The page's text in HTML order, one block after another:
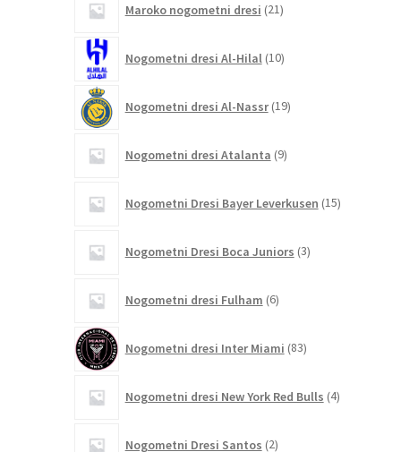
Maroko nogometni dresi 21izdelkov
Nogometni dresi Al-Hilal 10izdelkov
Nogometni dresi Al-Nassr 19izdelkov
Nogometni dresi Atalanta 9izdelkov
Nogometni Dresi Bayer Leverkusen 15izdelkov
Nogometni Dresi Boca Juniors 3izdelki
Nogometni dresi Fulham 6izdelkov
Nogometni dresi Inter Miami 83izdelkov
Nogometni dresi New York Red Bulls 4izdelki
Nogometni Dresi Santos 2